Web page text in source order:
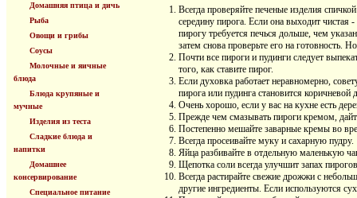
Домашняя птица и дичь
Рыба
Овощи и грибы
Соусы
Молочные и яичные
блюда
Блюда крупяные и
мучные
Изделия из теста
Сладкие блюда и
напитки
Домашнее
консервирование
Специальное питание
Всегда проверяйте печеные изделия
середину пирога. Если она выходит чистая
пирогу требуется печься дольше, чем
затем снова проверьте его на готовность.
Почти все пироги и пудинги следует
того, как ставите пирог.
Если духовка работает неравномерно,
пирога или пудинга становится
Очень хорошо, если у вас на кухне есть
Прежде чем смазывать пироги кремом,
Постепенно мешайте заварные кремы во
Всегда просеивайте муку и сахарную пудру.
Яйца разбивайте в отдельную маленькую
Щепотка соли всегда улучшит запах
Всегда растирайте свежие дрожжи с
другие ингредиенты. Если используются